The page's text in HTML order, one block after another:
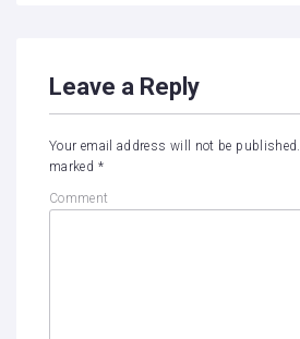
Leave a Reply
Your email address will not be published.
marked *
Comment